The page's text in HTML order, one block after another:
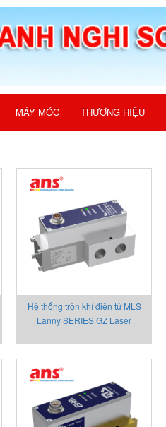
MÁY MÓC THƯƠNG HIỆU
Hệ thống trộn khí điện tử MLS
Lanny SERIES GZ Laser